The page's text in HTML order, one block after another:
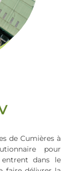
de Cumières à
pour
entrent dans le